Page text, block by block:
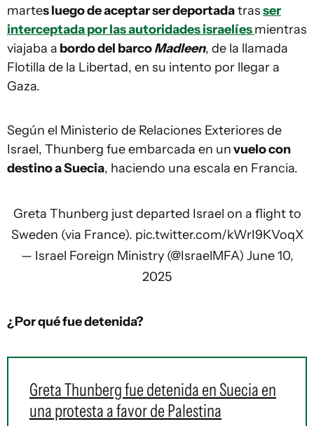
martes luego de aceptar ser deportadatrasser
interceptada por las autoridades israelíesmientras
viajaba a bordo del barcoMadleen, de la llamada
Flotilla de la Libertad, en su intento por llegar a
Gaza.
Según el Ministerio de Relaciones Exteriores de
Israel, Thunberg fue embarcada en unvuelo con
destino a Suecia, haciendo una escala en Francia.
Greta Thunberg just departed Israel on a flight to
Sweden (via France). pic.twitter.com/kWrI9KVoqX
— Israel Foreign Ministry (@IsraelMFA) June 10,
2025
¿Por qué fue detenida?
Greta Thunberg fue detenida en Suecia en
una protesta a favor de Palestina